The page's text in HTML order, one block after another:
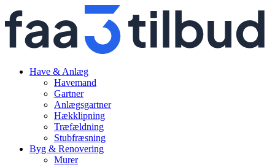
Have & Anlæg
Havemand
Gartner
Anlægsgartner
Hækklipning
Træfældning
Stubfræsning
Byg & Renovering
Murer